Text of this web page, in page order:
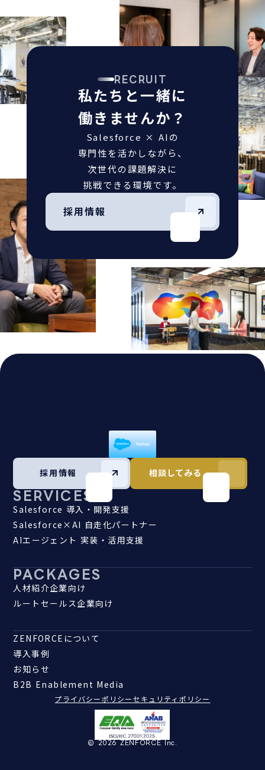
RECRUIT
私たちと一緒に
働きませんか？
Salesforce × AIの
専門性を活かしながら、
次世代の課題解決に
挑戦できる環境です。
採用情報
SERVICES
Salesforce 導入・開発支援
Salesforce×AI 自走化パートナー
AIエージェント 実装・活用支援
PACKAGES
人材紹介企業向け
ルートセールス企業向け
ZENFORCEについて
導入事例
お知らせ
B2B Enablement Media
採用情報 相談してみる
© 2026 ZENFORCE Inc.
プライバシーポリシーセキュリティポリシー